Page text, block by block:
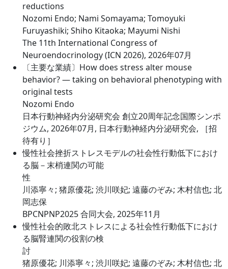
reductions
Nozomi Endo; Nami Somayama; Tomoyuki
Furuyashiki; Shiho Kitaoka; Mayumi Nishi
The 11th International Congress of
Neuroendocrinology (ICN 2026), 2026年07月
〔主要な業績〕How does stress alter mouse
behavior? — taking on behavioral phenotyping with
original tests
Nozomi Endo
日本行動神経内分泌研究会 創立20周年記念国際シンポ
ジウム, 2026年07月, 日本行動神経内分泌研究会,
［招
待有り］
慢性社会挫折ストレスモデルの社会性行動低下におけ
る脳－末梢連関の可能
性
川添寧々; 猪原優花; 渋川咲妃; 遠藤のぞみ; 木村信也; 北
岡志保
BPCNPNP2025 合同大会, 2025年11月
慢性社会的敗北ストレスによる社会性行動低下におけ
る脳腎連関の役割の検
討
猪原優花; 川添寧々; 渋川咲妃; 遠藤のぞみ; 木村信也; 北